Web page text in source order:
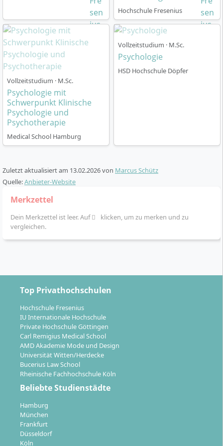
Der Master Psychologie ist als Vollzeitstudium mit
einer Regelstudienzeit von 24 Monaten (vier Trimester,
120 ECTS) angelegt. Die FHM setzt auf ein Kombi-
Modell: Präsenzveranstaltungen am Campus werden
durch virtuelle Live-Vorlesungen ergänzt, einzelne
Module bearbeitest du selbstständig im Rahmen von
E-Learning.
Präsenzphasen finden am jeweiligen Campus statt,
sodass persönlicher Austausch mit Lehrenden und
Flexibilität und ermöglichen die Teilnahme aus
dem Homeoffice.
Selbststudium via Online-Campus, unterstützt
Tutorien.
wissenschaftlichen Fragestellung.
Der Studienstart ist im Oktober möglich. Die
Lehrveranstaltungen folgen einer strukturierten
Zeitplanung und festen Fristen für
Prüfungsleistungen. Kleine Studiengruppen und eine
enge persönliche Betreuung erleichtern dir das
Lernen.
Vielfältige Karrierechancen nach dem
Hochschule Fresenius
Vollzeitstudium · M.Sc.
Psychologie mit
Schwerpunkt Klinische
Psychologie und
Psychotherapie
Medical School Hamburg
Vollzeitstudium · M.Sc.
Psychologie
HSD Hochschule Döpfer
Zuletzt aktualisiert am 13.02.2026von Marcus Schütz
Quelle:Anbieter-Website
Merkzettel
Dein Merkzettel ist leer. Auf
klicken, um zu merken und zu
vergleichen.
Top Privathochschulen
Hochschule Fresenius
IU Internationale Hochschule
Private Hochschule Göttingen
Carl Remigius Medical School
AMD Akademie Mode und Design
Universität Witten/Herdecke
Bucerius Law School
Rheinische Fachhochschule Köln
Beliebte Studienstädte
Hamburg
München
Frankfurt
Düsseldorf
Köln